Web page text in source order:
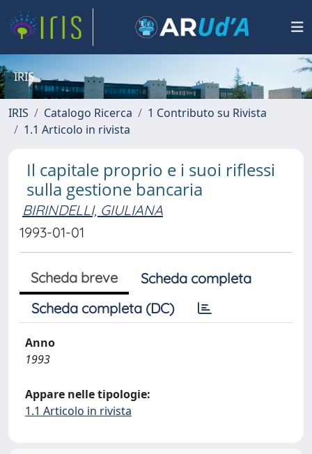
IRIS
IRIS Catalogo Ricerca
1 Contributo su Rivista
1.1 Articolo in rivista
Il capitale proprio e i suoi riflessi
sulla gestione bancaria
BIRINDELLI, GIULIANA
1993-01-01
Scheda breve
Scheda completa
Scheda completa (DC)
Anno
1993
Appare nelle tipologie:
1.1 Articolo in rivista